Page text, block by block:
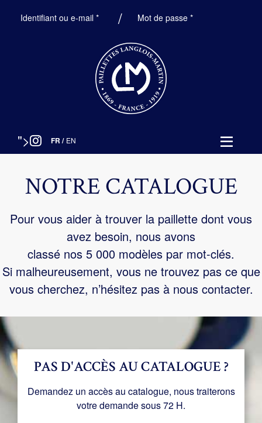
Identifiant ou e-mail *ObligatoireMot de passe*Obligatoire
"> FR / EN
NOTRE CATALOGUE
Pour vous aider à trouver la paillette dont vous
avez besoin, nous avons
classé nos 5 000 modèles par mot-clés.
Si malheureusement, vous ne trouvez pas ce que
vous cherchez, n’hésitez pas à nous contacter.
PAS D'ACCÈS AU CATALOGUE ?
Demandez un accès au catalogue, nous traiterons
votre demande sous 72 H.